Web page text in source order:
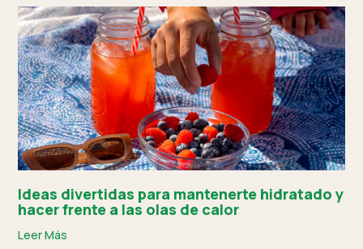
Ideas divertidas para mantenerte hidratado y
hacer frente a las olas de calor
Leer Más